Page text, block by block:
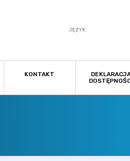
JĘZYK
KONTAKT